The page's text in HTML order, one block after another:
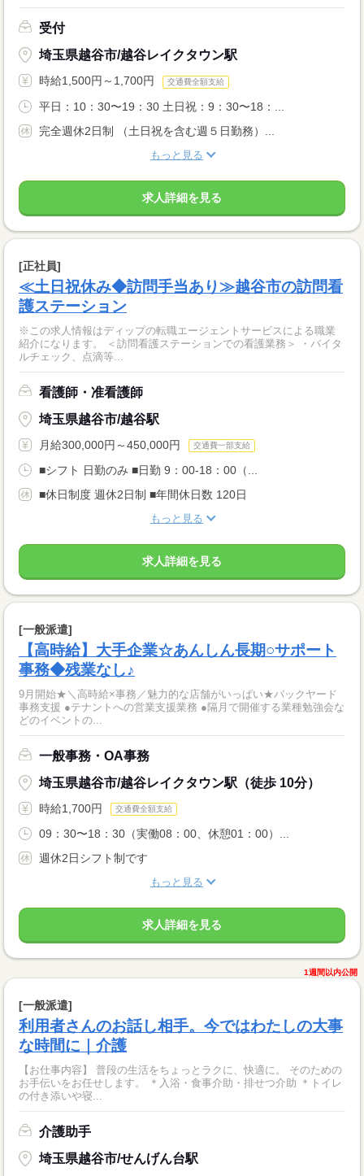
受付
埼玉県越谷市/越谷レイクタウン駅
時給1,500円～1,700円 交通費全額支給
平日：10：30〜19：30 土日祝：9：30〜18：...
完全週休2日制 （土日祝を含む週５日勤務）...
もっと見る
求人詳細を見る
[正社員]
≪土日祝休み◆訪問手当あり≫越谷市の訪問看
護ステーション
※この求人情報はディップの転職エージェントサービスによる職業
紹介になります。 ＜訪問看護ステーションでの看護業務＞ ・バイタ
ルチェック、点滴等...
看護師・准看護師
埼玉県越谷市/越谷駅
月給300,000円～450,000円 交通費一部支給
■シフト 日勤のみ ■日勤 9：00-18：00（...
■休日制度 週休2日制 ■年間休日数 120日
もっと見る
求人詳細を見る
[一般派遣]
【高時給】大手企業☆あんしん長期○サポート
事務◆残業なし♪
9月開始★＼高時給×事務／魅力的な店舗がいっぱい★バックヤード
事務支援 ●テナントへの営業支援業務 ●隔月で開催する業種勉強会な
どのイベントの...
一般事務・OA事務
埼玉県越谷市/越谷レイクタウン駅（徒歩 10分）
時給1,700円 交通費全額支給
09：30〜18：30（実働08：00、休憩01：00）...
週休2日シフト制です
もっと見る
求人詳細を見る
1週間以内公開
[一般派遣]
利用者さんのお話し相手。今ではわたしの大事
な時間に｜介護
【お仕事内容】 普段の生活をちょっとラクに、快適に。 そのための
お手伝いをお任せします。 ＊入浴・食事介助・排せつ介助 ＊トイレ
の付き添いや寝...
介護助手
埼玉県越谷市/せんげん台駅